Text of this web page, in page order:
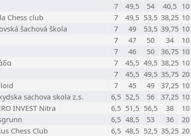
7 49,5 54 40,5 10
Chess club 7 49,5 53,5 38,25 10
šachová škola 7 49 53,5 39,75 10
7 47 50 34 10
7 46 50 36,75 10
7 45,5 49,5 38,25 10
7 45,5 49,5 35,75 20
7 45 49 37,25 10
sachova skola z.s. 6,5 52,5 56 37,25 10
INVEST Nitra 6,5 51,5 56,5 38 10
6,5 48,5 53 36 20
Chess Club 6,5 48,5 52,5 35,25 20